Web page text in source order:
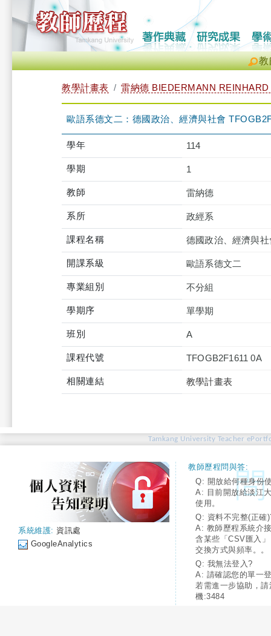
教
教學計畫表 雷納德 BIEDERMANN
歐語系德文二：德國政治、經濟與社會
學年 114
學期 1
教師 雷納德
系所 政經系
課程名稱 德國政治、經濟與社
開課系級 歐語系德文二
專業組別 不分組
學期序 單學期
班別 A
課程代號 TFOGB2F1611 0A
相關連結 教學計畫表
Tamkang University Teacher
系統維護: 資訊處
GoogleAnalytics
教師歷程問與答:
Q: 開放給何種身份
A: 目前開放給淡江
使用。
Q: 資料不完整(正確
A: 教師歷程系統介
含某些「CSV匯入
交換方式與頻率。。
Q: 我無法登入?
A: 請確認您的單一
若需進一步協助，
機:3484